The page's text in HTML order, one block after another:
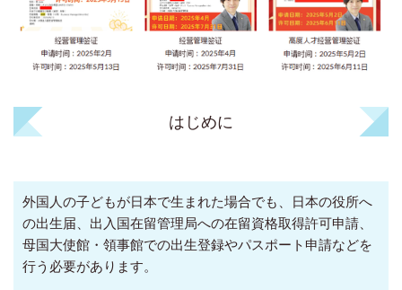
はじめに
外国人の子どもが日本で生まれた場合でも、日本の役所へ
の出生届、出入国在留管理局への在留資格取得許可申請、
母国大使館・領事館での出生登録やパスポート申請などを
行う必要があります。